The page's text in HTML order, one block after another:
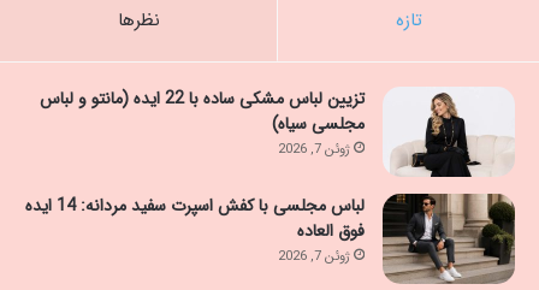
تازه نظرها
تزیین لباس مشکی ساده با 22 ایده (مانتو و لباس
مجلسی سیاه)
ژوئن 7, 2026
لباس مجلسی با کفش اسپرت سفید مردانه: 14 ایده
فوق العاده
ژوئن 7, 2026